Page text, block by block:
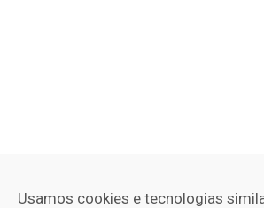
Usamos cookies e tecnologias